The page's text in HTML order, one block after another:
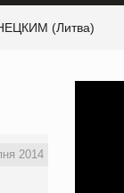
(Литва)
2014